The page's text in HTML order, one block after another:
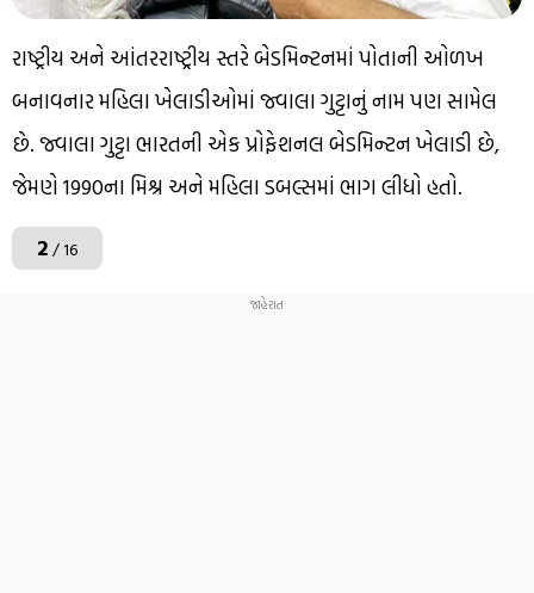
રાષ્ટ્રીય અને આંતરરાષ્ટ્રીય સ્તરે બેડમિન્ટનમાં પોતાની ઓળખ
બનાવનાર મહિલા ખેલાડીઓમાં જ્વાલા ગુટ્ટાનું નામ પણ સામેલ
છે. જ્વાલા ગુટ્ટા ભારતની એક પ્રોફેશનલ બેડમિન્ટન ખેલાડી છે,
જેમણે 1990ના મિશ્ર અને મહિલા ડબલ્સમાં ભાગ લીધો હતો.
2/ 16